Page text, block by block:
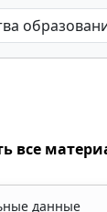
все
данные